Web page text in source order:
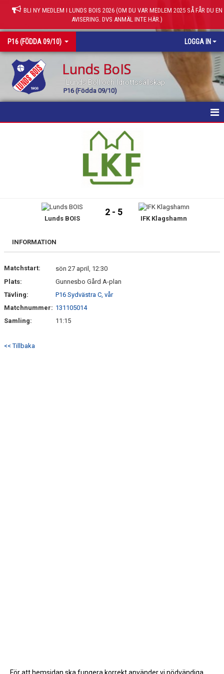
BLI NY MEDLEM I LUNDS BOIS 2026 (OM DU VAR MEDLEM 2025 SÅ FÅR DU EN
AVISERING. DVS ANMÄL INTE HÄR.)
P16 (FÖDDA 09/10) LOGGA IN
Lunds BoIS
Lunds Boll och Idrottssällskap
P16 (Födda 09/10)
Lunds BOIS
2 - 5
IFK Klagshamn
INFORMATION
Matchstart:
sön 27 april, 12:30
Plats:
Gunnesbo Gård A-plan
Tävling:
P16 Sydvästra C, vår
Matchnummer: 131105014
Samling:
11:15
<< Tillbaka